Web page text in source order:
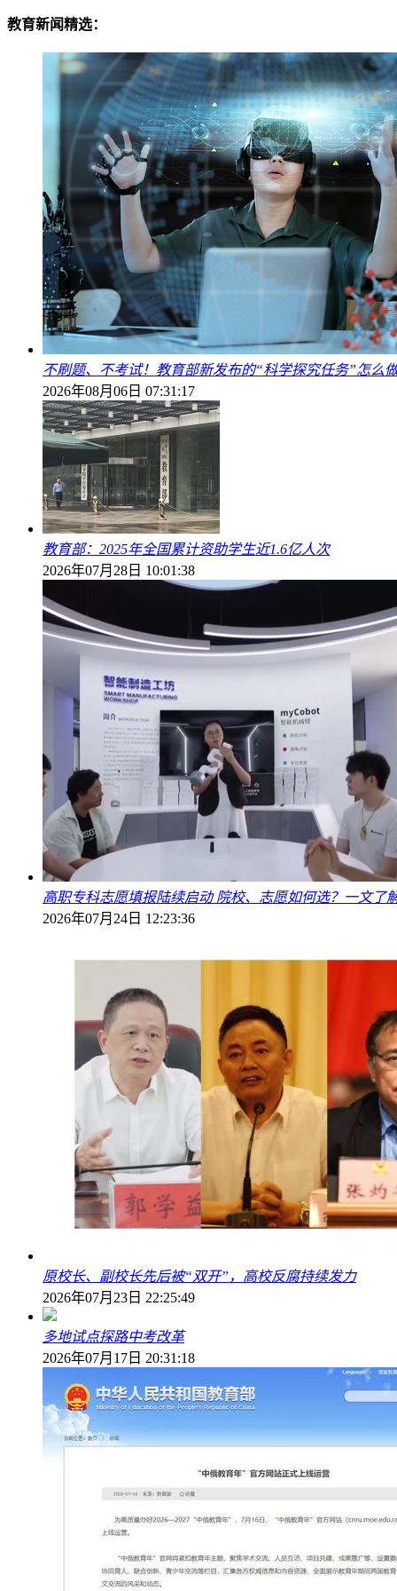
教育新闻精选：
不刷题、不考试！教育部新发布的“科学探究任务”怎么
2026年08月06日 07:31:17
教育部：2025年全国累计资助学生近1.6亿人次
2026年07月28日 10:01:38
高职专科志愿填报陆续启动 院校、志愿如何选？一文了
2026年07月24日 12:23:36
原校长、副校长先后被“双开”，高校反腐持续发力
2026年07月23日 22:25:49
多地试点探路中考改革
2026年07月17日 20:31:18